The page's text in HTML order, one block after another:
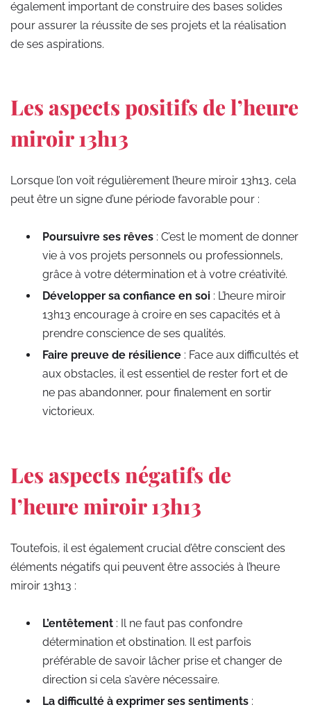
également important de construire des bases solides
pour assurer la réussite de ses projets et la réalisation
de ses aspirations.
Les aspects positifs de l’heure
miroir 13h13
Lorsque l’on voit régulièrement l’heure miroir 13h13, cela
peut être un signe d’une période favorable pour :
Poursuivre ses rêves : C’est le moment de donner
vie à vos projets personnels ou professionnels,
grâce à votre détermination et à votre créativité.
Développer sa confiance en soi : L’heure miroir
13h13 encourage à croire en ses capacités et à
prendre conscience de ses qualités.
Faire preuve de résilience : Face aux difficultés et
aux obstacles, il est essentiel de rester fort et de
ne pas abandonner, pour finalement en sortir
victorieux.
Les aspects négatifs de
l’heure miroir 13h13
Toutefois, il est également crucial d’être conscient des
éléments négatifs qui peuvent être associés à l’heure
miroir 13h13 :
L’entêtement : Il ne faut pas confondre
détermination et obstination. Il est parfois
préférable de savoir lâcher prise et changer de
direction si cela s’avère nécessaire.
La difficulté à exprimer ses sentiments :